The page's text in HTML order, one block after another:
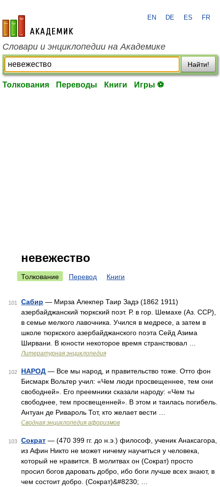
academic.ru
EN DE ES FR
Словари и энциклопедии на Академике
Найти!
Толкования Переводы Книги Игры ⚽
невежество
Толкование Перевод Книги
101 Сабир — Мирза Алекпер Таир Задэ (1862 1911)
азербайджанский тюркский поэт. Р. в гор. Шемахе (Аз. ССР),
в семье мелкого лавочника. Учился в медресе, а затем в
школе тюркского азербайджанского поэта Сейд Азима
Ширвани. В юности некоторое время странствовал …
Литературная энциклопедия
102 НАРОД — Все мы народ, и правительство тоже. Отто фон
Бисмарк Вольтер учил: «Чем люди просвещеннее, тем они
свободней». Его преемники сказали народу: «Чем ты
свободнее, тем просвещенней». В этом и таилась погибель.
Антуан де Ривароль Тот, кто желает вести …
Сводная энциклопедия афоризмов
103 Сократ — (470 399 гг. до н.э.) философ, ученик Анаксагора,
из Афин Никто не может ничему научиться у человека,
который не нравится. В молитвах он (Сократ) просто
просил богов даровать добро, ибо боги лучше всех знают, в
чем состоит добро. (Сократ)&#8230; …